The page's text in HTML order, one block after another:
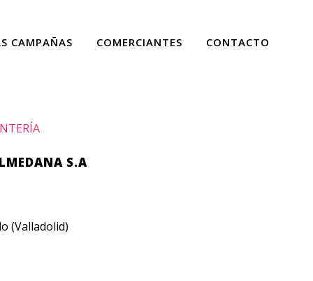
CAMPAÑAS COMERCIANTES CONTACTO
S.A
(Valladolid)